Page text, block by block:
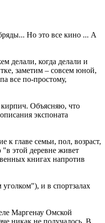
Но это все кино ... А
делали, когда делали и
заметим – совсем юной,
все по-простому,
кирпич. Объясняю, что
экспоната
главе семьи, пол, возраст,
этой деревне живет
книгах напротив
и в спортзалах
Маргенау Омской